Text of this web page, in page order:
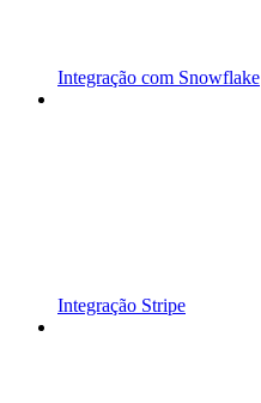
Integração com Snowflake
Integração Stripe